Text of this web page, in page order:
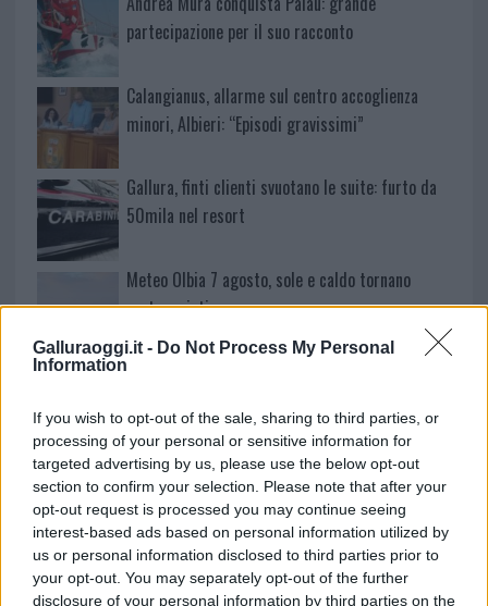
Galluraoggi.it - Do Not Process My Personal
Information
If you wish to opt-out of the sale, sharing to third parties, or
processing of your personal or sensitive information for
targeted advertising by us, please use the below opt-out
section to confirm your selection. Please note that after your
opt-out request is processed you may continue seeing
interest-based ads based on personal information utilized by
us or personal information disclosed to third parties prior to
your opt-out. You may separately opt-out of the further
disclosure of your personal information by third parties on the
partecipazione per il suo racconto
Calangianus, allarme sul centro accoglienza
minori, Albieri: “Episodi gravissimi”
Gallura, finti clienti svuotano le suite: furto da
50mila nel resort
Meteo Olbia 7 agosto, sole e caldo tornano
protagonisti
Test tunnel Olbia: rampe chiuse ancora fino a
Aggius conquista la classifica delle mete più
amate dell’estate 2026